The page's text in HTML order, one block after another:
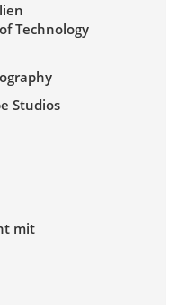
Technology
Studios
mit